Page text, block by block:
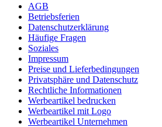
AGB
Betriebsferien
Datenschutzerklärung
Häufige Fragen
Soziales
Impressum
Preise und Lieferbedingungen
Privatsphäre und Datenschutz
Rechtliche Informationen
Werbeartikel bedrucken
Werbeartikel mit Logo
Werbeartikel Unternehmen